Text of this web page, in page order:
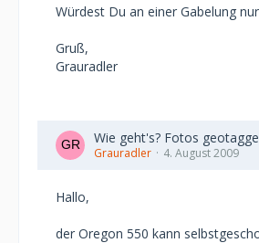
Würdest Du an einer Gabelung
Gruß,
Grauradler
Wie geht's? Fotos
Grauradler 4. August 2009
Hallo,
der Oregon 550 kann